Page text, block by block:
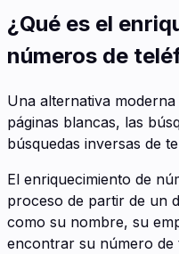
¿Qué es el
números de
Una alternativa
páginas blancas, las
búsquedas inversas de
El enriquecimiento de
proceso de partir de un
como su nombre, su
encontrar su número de